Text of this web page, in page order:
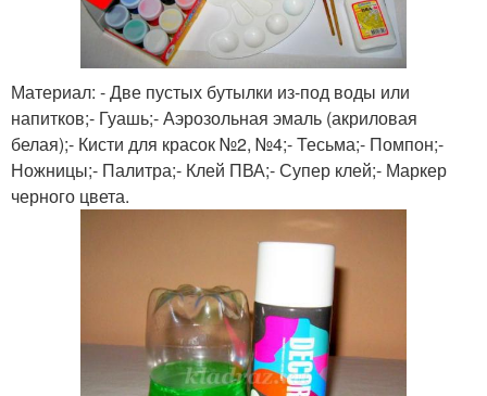
Материал: - Две пустых бутылки из-под воды или
напитков;- Гуашь;- Аэрозольная эмаль (акриловая
белая);- Кисти для красок №2, №4;- Тесьма;- Помпон;-
Ножницы;- Палитра;- Клей ПВА;- Супер клей;- Маркер
черного цвета.